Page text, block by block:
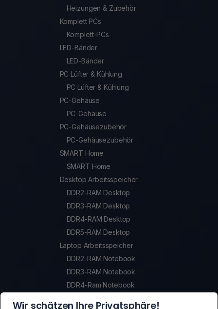
Heizungen & Zubehör
Komplett PCs
Komplett-PCs
LED-Bänder
LED-Bänder
PC Lüfter & Kühlung
PC Lüfter & Kühlung
PC-Gehäuse
PC-Gehäuse
PC-Gehäusezubehör
PC-Gehäusezubehör
SMART Home
SMART Home
Desktop Arbeitsspeicher
DDR2-RAM Desktop
DDR3-RAM Desktop
DDR4-RAM Desktop
DDR5-RAM Desktop
Laptop Arbeitsspeicher
DDR2-RAM Notebook
DDR3-RAM Notebook
DDR4-Ram Notebook
Wir schätzen Ihre Privatsphäre!